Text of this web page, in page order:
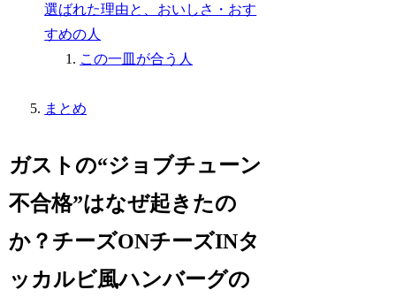
選ばれた理由と、おいしさ・おす
すめの人
この一皿が合う人
まとめ
ガストの“ジョブチューン
不合格”はなぜ起きたの
か？チーズONチーズINタ
ッカルビ風ハンバーグの